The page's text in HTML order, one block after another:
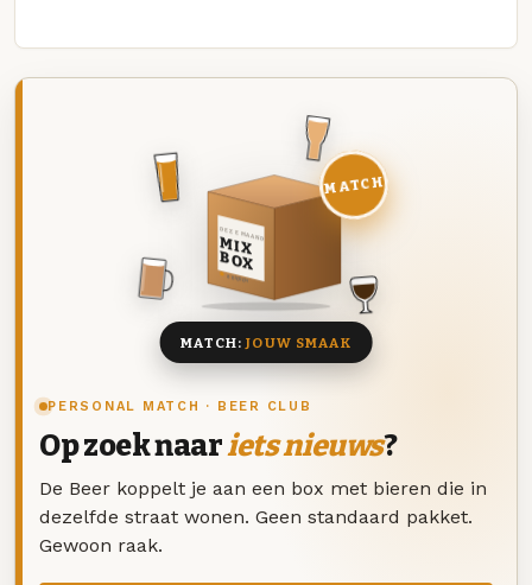
PERSONAL MATCH · BEER CLUB
Op zoek naariets nieuws?
De Beer koppelt je aan een box met bieren die in
dezelfde straat wonen. Geen standaard pakket.
Gewoon raak.
DEZE MAAND
MIX
BOX
8 BIEREN
MATCH
MATCH:JOUW SMAAK